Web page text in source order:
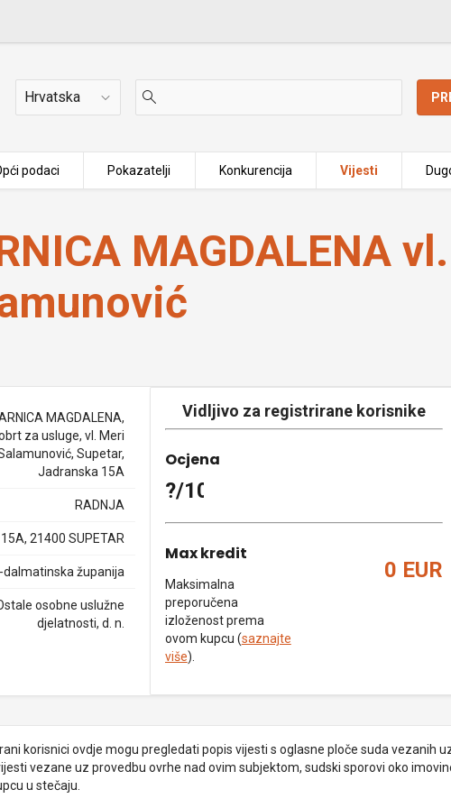
Država
podaci Pokazatelji Konkurencija Vijesti
vl. Meri Salamunović
MAGDALENA vl.
MAGDALENA,
za usluge, vl. Meri
Supetar,
Jadranska 15A
RADNJA
21400 SUPETAR
dalmatinska županija
osobne uslužne
djelatnosti, d. n.
Vidljivo za registrirane korisnike
Ocjena
?/10
Max kredit
Maksimalna
preporučena
izloženost prema
ovom kupcu (saznajte
više).
0 EUR
korisnici ovdje mogu pregledati popis vijesti s oglasne ploče suda vezanih
vezane uz provedbu ovrhe nad ovim subjektom, sudski sporovi oko
u stečaju.